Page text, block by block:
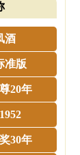
酒
准版
20年
30年